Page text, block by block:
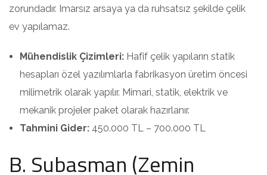
zorundadır. Imarsız arsaya ya da ruhsatsız şekilde çelik
ev yapılamaz.
Mühendislik Çizimleri: Hafif çelik yapıların statik
hesapları özel yazılımlarla fabrikasyon üretim öncesi
milimetrik olarak yapılır. Mimari, statik, elektrik ve
mekanik projeler paket olarak hazırlanır.
Tahmini Gider: 450.000 TL – 700.000 TL
B. Subasman (Zemin